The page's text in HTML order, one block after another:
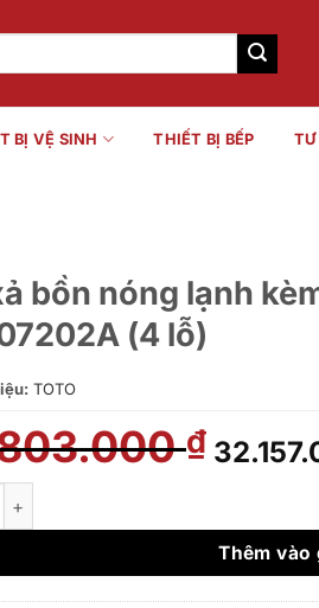
BỊ VỆ SINH THIẾT BỊ BẾP
bồn nóng lạnh
(4 lỗ)
TOTO
₫ Giá
gốc
nóng lạnh kèm sen tắm GE TOTO
Thêm vào